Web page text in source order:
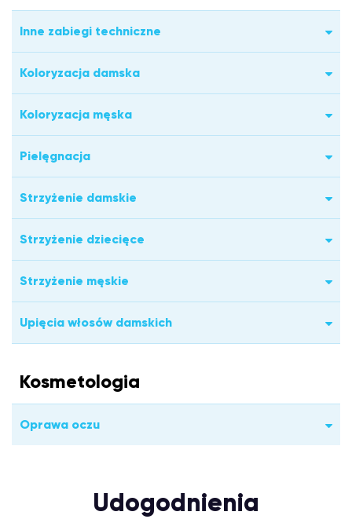
Inne zabiegi techniczne
Koloryzacja damska
Koloryzacja męska
Pielęgnacja
Strzyżenie damskie
Strzyżenie dziecięce
Strzyżenie męskie
Upięcia włosów damskich
Kosmetologia
Oprawa oczu
Udogodnienia